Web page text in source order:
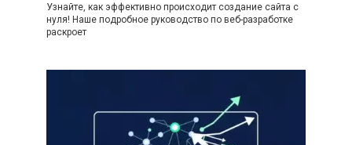
Узнайте, как эффективно происходит создание сайта с
нуля! Наше подробное руководство по веб-разработке
раскроет